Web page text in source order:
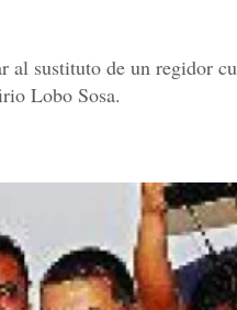
sustituto de un regidor
Lobo Sosa.